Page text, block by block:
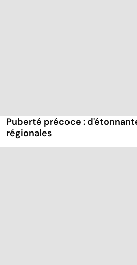
Puberté précoce :
régionales